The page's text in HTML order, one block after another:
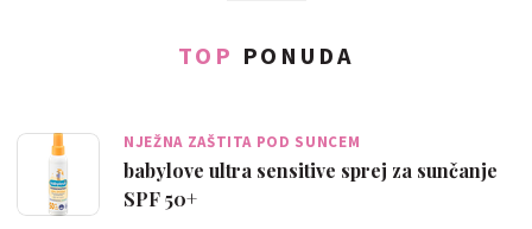
TOP PONUDA
NJEŽNA ZAŠTITA POD SUNCEM
babylove ultra sensitive sprej za sunčanje
SPF 50+